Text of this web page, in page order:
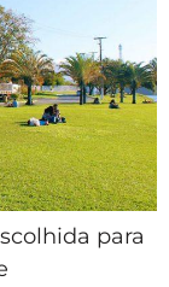
para